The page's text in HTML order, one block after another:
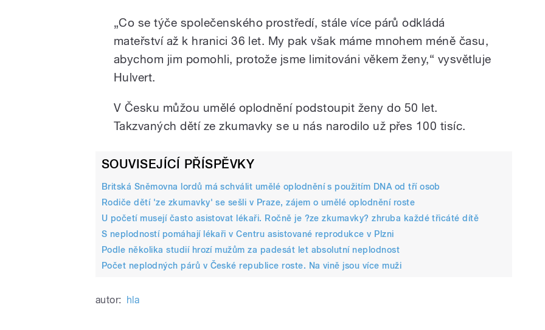
„Co se týče společenského prostředí, stále více párů odkládá
mateřství až k hranici 36 let. My pak však máme mnohem méně času,
abychom jim pomohli, protože jsme limitováni věkem ženy,“ vysvětluje
Hulvert.
V Česku můžou umělé oplodnění podstoupit ženy do 50 let.
Takzvaných dětí ze zkumavky se u nás narodilo už přes 100 tisíc.
SOUVISEJÍCÍ PŘÍSPĚVKY
Britská Sněmovna lordů má schválit umělé oplodnění s použitím DNA od tří osob
Rodiče dětí 'ze zkumavky' se sešli v Praze, zájem o umělé oplodnění roste
U početí musejí často asistovat lékaři. Ročně je ?ze zkumavky? zhruba každé třicáté dítě
S neplodností pomáhají lékaři v Centru asistované reprodukce v Plzni
Podle několika studií hrozí mužům za padesát let absolutní neplodnost
Počet neplodných párů v České republice roste. Na vině jsou více muži
autor: hla